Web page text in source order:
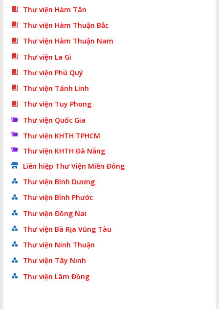
Thư viện Hàm Tân
Thư viện Hàm Thuận Bắc
Thư viện Hàm Thuận Nam
Thư viện La Gi
Thư viện Phú Quý
Thư viện Tánh Linh
Thư viện Tuy Phong
Thư viện Quốc Gia
Thư viện KHTH TPHCM
Thư viện KHTH Đà Nẵng
Liên hiệp Thư Viện Miền Đông
Thư viện Bình Dương
Thư viện Bình Phước
Thư viện Đồng Nai
Thư viện Bà Rịa Vũng Tàu
Thư viện Ninh Thuận
Thư viện Tây Ninh
Thư viện Lâm Đồng